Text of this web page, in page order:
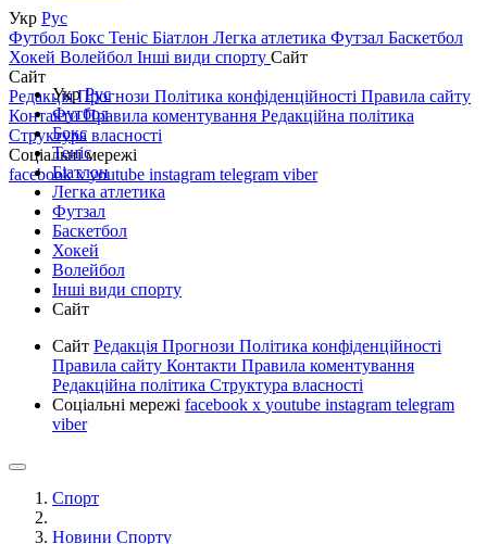
Укр Рус
Футбол Бокс Теніс Біатлон Легка атлетика Футзал Баскетбол
Хокей Волейбол Інші види спорту Сайт
Сайт
РедакціяПрогнози Політика конфіденційності Правила сайту
КонтактиПравила коментування Редакційна політика
Структура власності
Соціальні мережі
facebookxyoutube instagram telegram viber
УкрРус
Футбол
Бокс
Теніс
Біатлон
Легка атлетика
Футзал
Баскетбол
Хокей
Волейбол
Інші види спорту
Сайт
Сайт Редакція Прогнози Політика конфіденційності
Правила сайту Контакти Правила коментування
Редакційна політика Структура власності
Соціальні мережі facebook x youtube instagram telegram
viber
Спорт
Новини Спорту